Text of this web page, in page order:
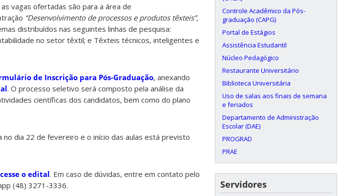
vagas ofertadas são para a área de
“Desenvolvimento de processos e produtos têxteis”,
distribuídos nas seguintes linhas de pesquisa:
no setor têxtil; e Têxteis técnicos, inteligentes e
de Inscrição para Pós-Graduação, anexando
. O processo seletivo será composto pela análise da
científicas dos candidatos, bem como do plano
dia 22 de fevereiro e o início das aulas está previsto
o edital. Em caso de dúvidas, entre em contato pelo
(48) 3271-3336.
Controle Acadêmico da Pós-
graduação (CAPG)
Portal de Estágios
Assistência Estudantil
Núcleo Pedagógico
Restaurante Universitário
Biblioteca Universitária
Uso de salas aos finais de semana
e feriados
Departamento de Administração
Escolar (DAE)
PROGRAD
PRAE
Servidores